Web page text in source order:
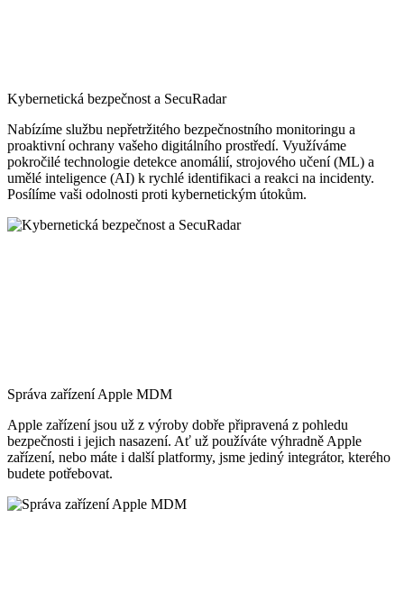
Kybernetická bezpečnost a SecuRadar
Nabízíme službu nepřetržitého bezpečnostního monitoringu a
proaktivní ochrany vašeho digitálního prostředí. Využíváme
pokročilé technologie detekce anomálií, strojového učení (ML) a
umělé inteligence (AI) k rychlé identifikaci a reakci na incidenty.
Posílíme vaši odolnosti proti kybernetickým útokům.
Správa zařízení Apple MDM
Apple zařízení jsou už z výroby dobře připravená z pohledu
bezpečnosti i jejich nasazení. Ať už používáte výhradně Apple
zařízení, nebo máte i další platformy, jsme jediný integrátor, kterého
budete potřebovat.